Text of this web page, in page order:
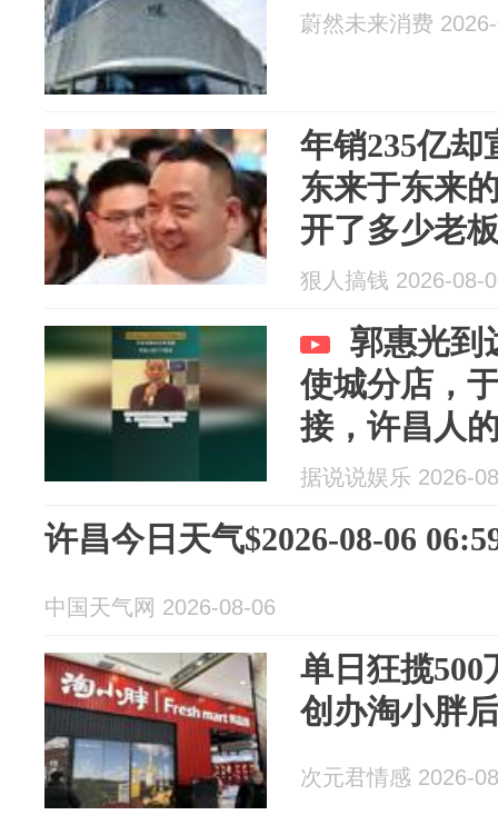
蔚然未来消费
年销235亿
东来于东来
开了多少老
狠人搞钱 2026-08-
郭惠光到
使城分店，
接，许昌人
据说说娱乐 2026-
许昌今日天气$2026-08-06
中国天气网 2026-08-06
单日狂揽500
创办淘小胖
次元君情感 2026-